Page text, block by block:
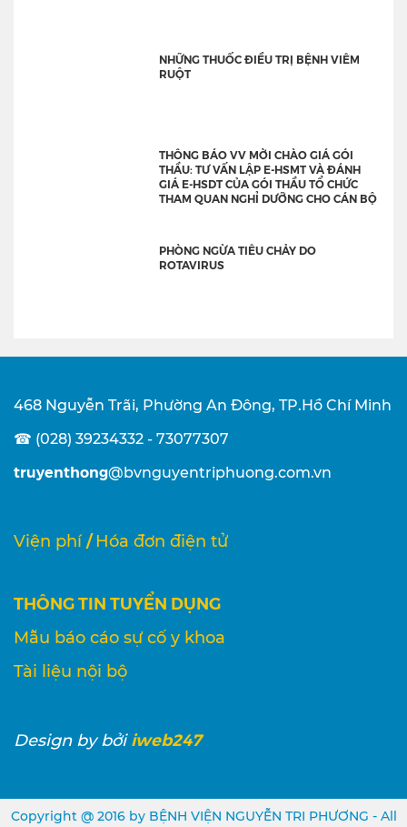
NHỮNG THUỐC ĐIỀU TRỊ BỆNH VIÊM
RUỘT
THÔNG BÁO VV MỜI CHÀO GIÁ GÓI
THẦU: TƯ VẤN LẬP E-HSMT VÀ ĐÁNH
GIÁ E-HSDT CỦA GÓI THẦU TỔ CHỨC
THAM QUAN NGHỈ DƯỠNG CHO CÁN BỘ
PHÒNG NGỪA TIÊU CHẢY DO
ROTAVIRUS
468 Nguyễn Trãi, Phường An Đông, TP.Hồ Chí Minh
☎ (028) 39234332 - 73077307
truyenthong@bvnguyentriphuong.com.vn
Viện phí / Hóa đơn điện tử
THÔNG TIN TUYỂN DỤNG
Mẫu báo cáo sự cố y khoa
Tài liệu nội bộ
Designby bởi iweb247
Copyright @ 2016 by BỆNH VIỆN NGUYỄN TRI PHƯƠNG - All